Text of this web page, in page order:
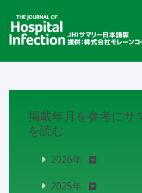
掲載年月を参考にサ
を読む
2026年
2025年